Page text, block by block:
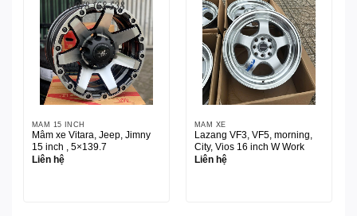
MÂM 15 INCH
Mâm xe Vitara, Jeep, Jimny
15 inch , 5×139.7
Liên hệ
MÂM XE
Lazang VF3, VF5, morning,
City, Vios 16 inch W Work
Liên hệ